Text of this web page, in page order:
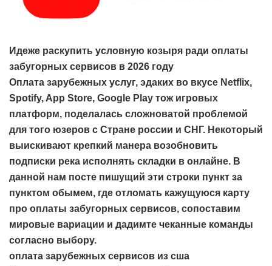
Идеже раскупить условную козыря ради оплаты
забугорных сервисов в 2026 году
Оплата зарубежных услуг, эдаких во вкусе Netflix,
Spotify, App Store, Google Play тож игровых
платформ, поделалась сложноватой проблемой
для того юзеров с Стране россии и СНГ. Некоторый
выискивают крепкий манера возобновить
подписки река исполнять складки в онлайне. В
данной нам посте пишущий эти строки пункт за
пунктом обымем, где отломать кажущуюся карту
про оплаты забугорных сервисов, сопоставим
мировые вариации и дадимте чеканные команды
согласно выбору.
оплата зарубежных сервисов из сша